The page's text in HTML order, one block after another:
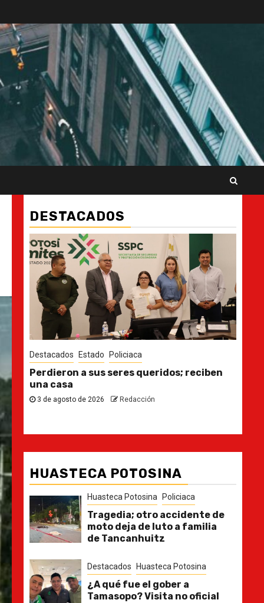
DESTACADOS
Destacados Estado
Ya casi, el quinto informe del Gobernador
30 de julio de 2026
HUASTECA POTOSINA
Huasteca Potosina Policiaca
Tragedia; otro accidente de
moto deja de luto a familia
de Tancanhuitz
Destacados Huasteca Potosina
¿A qué fue el gober a
Tamasopo? Visita no oficial